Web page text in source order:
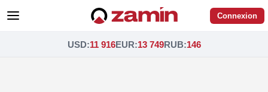
Connexion
USD:11 916EUR:13 749RUB:146